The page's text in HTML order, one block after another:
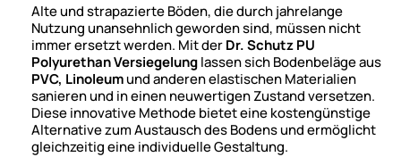
Alte und strapazierte Böden, die durch jahrelange
Nutzung unansehnlich geworden sind, müssen nicht
immer ersetzt werden. Mit derDr. Schutz PU
Polyurethan Versiegelunglassen sich Bodenbeläge aus
PVC, Linoleumund anderen elastischen Materialien
sanieren und in einen neuwertigen Zustand versetzen.
Diese innovative Methode bietet eine kostengünstige
Alternative zum Austausch des Bodens und ermöglicht
gleichzeitig eine individuelle Gestaltung.